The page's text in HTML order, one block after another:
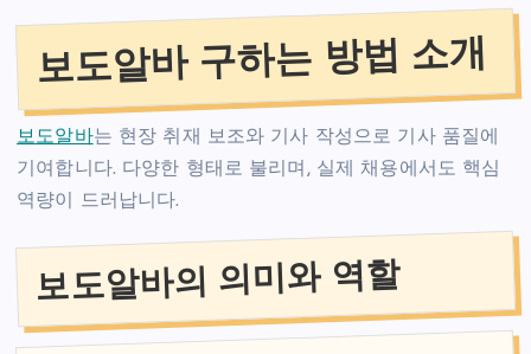
보도알바 구하는 방법 소개
보도알바는 현장 취재 보조와 기사 작성으로 기사 품질에
기여합니다. 다양한 형태로 불리며, 실제 채용에서도 핵심
역량이 드러납니다.
보도알바의 의미와 역할